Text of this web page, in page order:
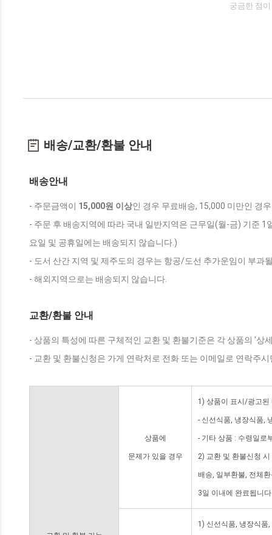
궁금한 점
배송/교환/환불 안내
배송안내
- 주문금액이 15,000원 이상인 경우 무료배송, 15,000 미만인 경
- 주문 후 배송지역에 따라 국내 일반지역은 근무일(월-금) 기준
요일 및 공휴일에는 배송되지 않습니다.)
- 도서 산간 지역 및 제주도의 경우는 항공/도선 추가운임이 부과
- 해외지역으로는 배송되지 않습니다.
교환/환불 안내
- 상품의 특성에 따른 구체적인 교환 및 환불기준은 각 상품의 '상
- 교환 및 환불신청은 가게 연락처로 전화 또는 이메일로 연락주
상품에
문제가 있을 경우
1) 상품이 표시/광고된
- 신선식품, 냉장식품,
- 기타 상품 : 수령일로
2) 교환 및 환불신청
배송, 일부환불, 전체
3일 이내에 완료됩니
1) 신선식품, 냉장식품